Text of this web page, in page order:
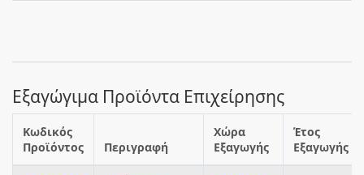
Εξαγώγιμα Προϊόντα Επιχείρησης
Κωδικός
Προϊόντος
Περιγραφή
Χώρα
Εξαγωγής
Έτος
Εξαγωγής